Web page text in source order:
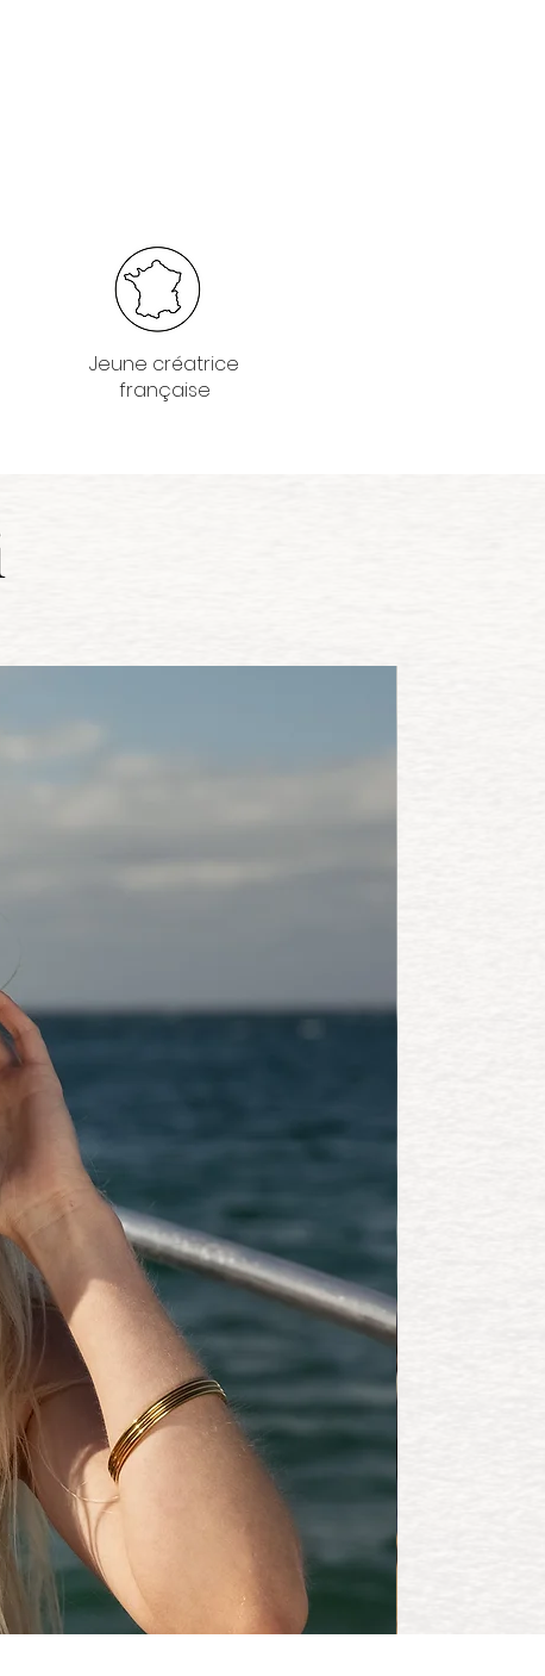
Jeune créatrice
française